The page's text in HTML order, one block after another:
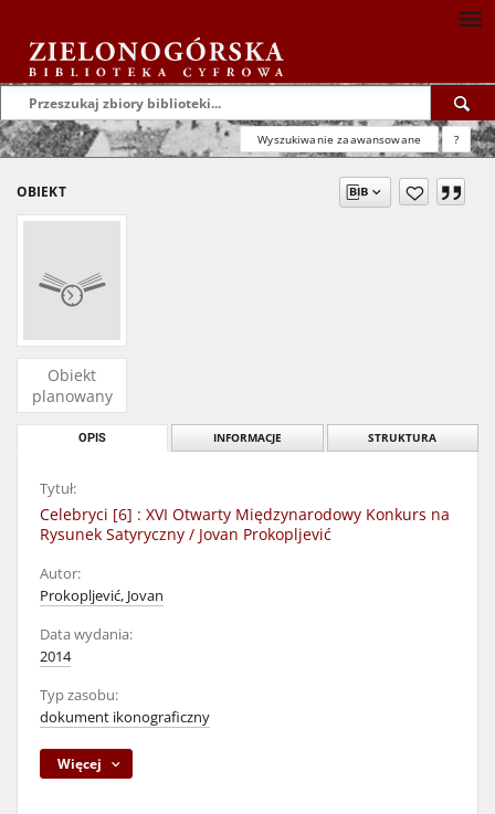
Wyszukiwanie zaawansowane ?
OBIEKT
Obiekt
planowany
OPIS INFORMACJE STRUKTURA
Tytuł:
Celebryci [6] : XVI Otwarty Międzynarodowy Konkurs na
Rysunek Satyryczny / Jovan Prokopljević
Autor:
Prokopljević, Jovan
Data wydania:
2014
Typ zasobu:
dokument ikonograficzny
Więcej